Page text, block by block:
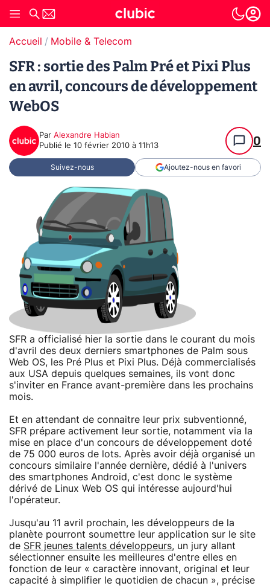
Accueil Mobile & Telecom
SFR : sortie des Palm Pré et Pixi Plus
en avril, concours de développement
WebOS
Par Alexandre Habian
Publié le 10 février 2010 à 11h13 0
Suivez-nous Ajoutez-nous en favori
SFR a officialisé hier la sortie dans le courant du mois
d'avril des deux derniers smartphones de Palm sous
Web OS, les Pré Plus et Pixi Plus. Déjà commercialisés
aux USA depuis quelques semaines, ils vont donc
s'inviter en France avant-première dans les prochains
mois.
Et en attendant de connaitre leur prix subventionné,
SFR prépare activement leur sortie, notamment via la
mise en place d'un concours de développement doté
de 75 000 euros de lots. Après avoir déjà organisé un
concours similaire l'année dernière, dédié à l'univers
des smartphones Android, c'est donc le système
dérivé de Linux Web OS qui intéresse aujourd'hui
l'opérateur.
Jusqu'au 11 avril prochain, les développeurs de la
planète pourront soumettre leur application sur le site
de SFR jeunes talents développeurs, un jury allant
sélectionner ensuite les meilleures d'entre elles en
fonction de leur « caractère innovant, original et leur
capacité à simplifier le quotidien de chacun », précise